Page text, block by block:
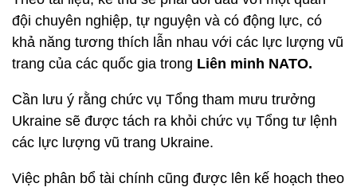
đội chuyên nghiệp, tự nguyện và có động lực, có
khả năng tương thích lẫn nhau với các lực lượng vũ
trang của các quốc gia trong Liên minh NATO.
Cần lưu ý rằng chức vụ Tổng tham mưu trưởng
Ukraine sẽ được tách ra khỏi chức vụ Tổng tư lệnh
các lực lượng vũ trang Ukraine.
Việc phân bổ tài chính cũng được lên kế hoạch theo